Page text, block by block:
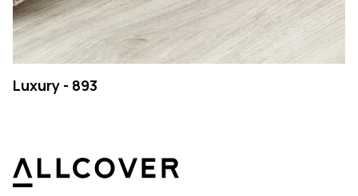
Luxury - 893